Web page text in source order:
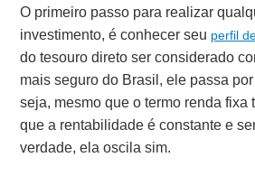
O primeiro passo para realizar
investimento, é conhecer seu perfil
do tesouro direto ser considerado
mais seguro do Brasil, ele passa
seja, mesmo que o termo renda fixa
que a rentabilidade é constante e
verdade, ela oscila sim.